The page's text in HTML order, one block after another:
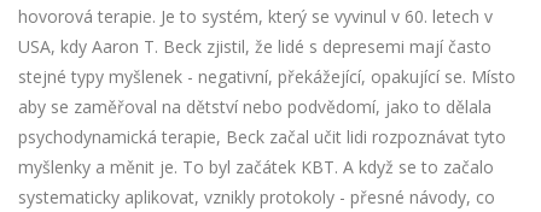
hovorová terapie. Je to systém, který se vyvinul v 60. letech v
USA, kdy Aaron T. Beck zjistil, že lidé s depresemi mají často
stejné typy myšlenek - negativní, překážející, opakující se. Místo
aby se zaměřoval na dětství nebo podvědomí, jako to dělala
psychodynamická terapie, Beck začal učit lidi rozpoznávat tyto
myšlenky a měnit je. To byl začátek KBT. A když se to začalo
systematicky aplikovat, vznikly protokoly - přesné návody, co